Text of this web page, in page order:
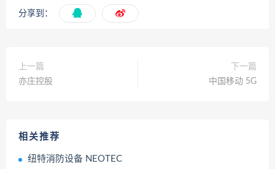
分享到：
上一篇
亦庄控股
下一篇
中国移动 5G
相关推荐
纽特消防设备 NEOTEC